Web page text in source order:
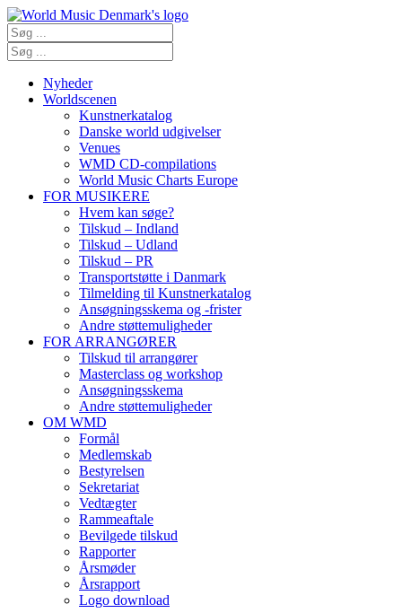
Nyheder
Worldscenen
Kunstnerkatalog
Danske world udgivelser
Venues
WMD CD-compilations
World Music Charts Europe
FOR MUSIKERE
Hvem kan søge?
Tilskud – Indland
Tilskud – Udland
Tilskud – PR
Transportstøtte i Danmark
Tilmelding til Kunstnerkatalog
Ansøgningsskema og -frister
Andre støttemuligheder
FOR ARRANGØRER
Tilskud til arrangører
Masterclass og workshop
Ansøgningsskema
Andre støttemuligheder
OM WMD
Formål
Medlemskab
Bestyrelsen
Sekretariat
Vedtægter
Rammeaftale
Bevilgede tilskud
Rapporter
Årsmøder
Årsrapport
Logo download